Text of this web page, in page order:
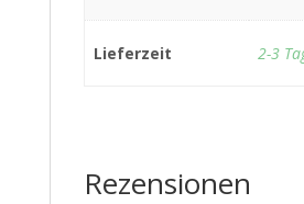
Lieferzeit 2-3
Rezensionen